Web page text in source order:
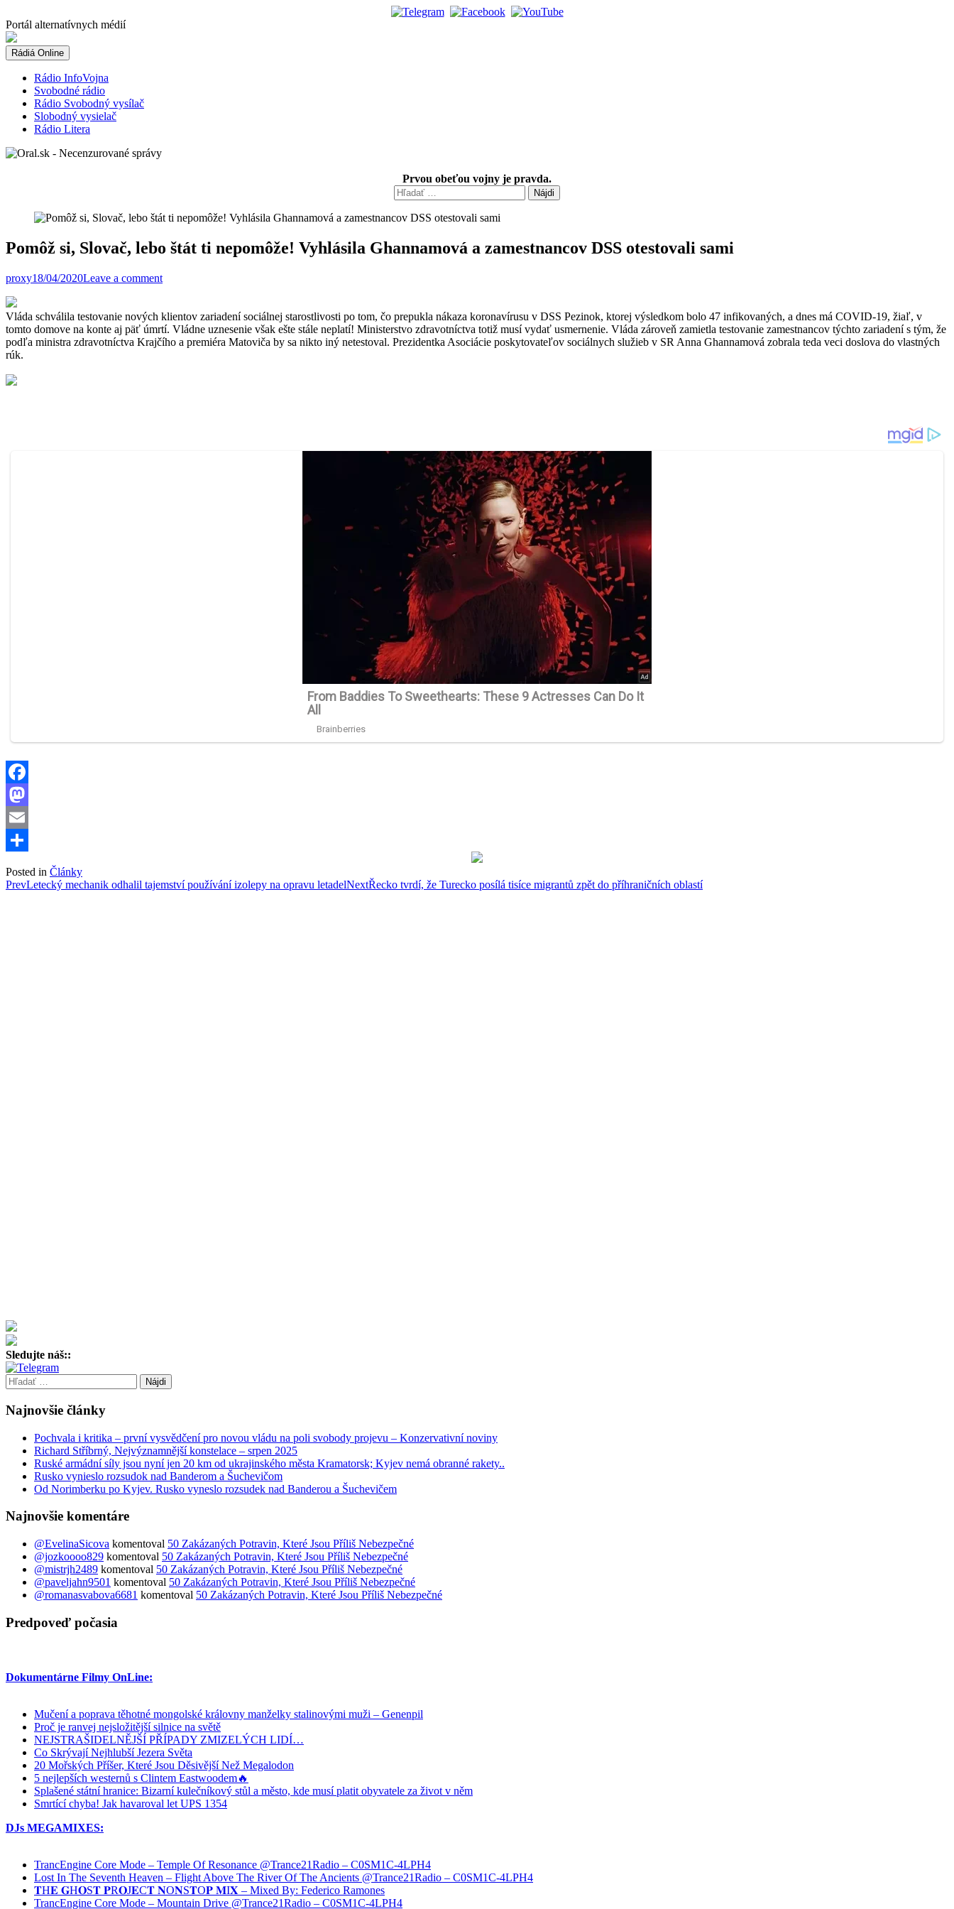
to
content
Portál alternatívnych médií
Rádiá Online
Rádio InfoVojna
Svobodné rádio
Rádio Svobodný vysílač
Slobodný vysielač
Rádio Litera
Prvou obeťou vojny je pravda.
Hľadať:
Pomôž si, Slovač, lebo štát ti nepomôže! Vyhlásila Ghannamová a zamestnancov DSS otestovali sami
proxy18/04/2020Leave a comment
Vláda schválila testovanie nových klientov zariadení sociálnej starostlivosti po tom, čo prepukla nákaza koronavírusu v DSS Pezinok, ktorej výsledkom bolo 47 infikovaných, a dnes má COVID-19, žiaľ, v
tomto domove na konte aj päť úmrtí. Vládne uznesenie však ešte stále neplatí! Ministerstvo zdravotníctva totiž musí vydať usmernenie. Vláda zároveň zamietla testovanie zamestnancov týchto zariadení s tým, že
podľa ministra zdravotníctva Krajčího a premiéra Matoviča by sa nikto iný netestoval. Prezidentka Asociácie poskytovateľov sociálnych služieb v SR Anna Ghannamová zobrala teda veci doslova do vlastných
rúk.
Facebook
Mastodon
Email
Posted in Články
Post
PrevLetecký mechanik odhalil tajemství používání izolepy na opravu letadelNextŘecko tvrdí, že Turecko posílá tisíce migrantů zpět do příhraničních oblastí
Sledujte náš::
Hľadať:
Najnovšie články
Pochvala i kritika – první vysvědčení pro novou vládu na poli svobody projevu – Konzervativní noviny
Richard Stříbrný, Nejvýznamnější konstelace – srpen 2025
Ruské armádní síly jsou nyní jen 20 km od ukrajinského města Kramatorsk; Kyjev nemá obranné rakety..
Rusko vynieslo rozsudok nad Banderom a Šuchevičom
Od Norimberku po Kyjev. Rusko vyneslo rozsudek nad Banderou a Šuchevičem
Najnovšie komentáre
@EvelinaSicova komentoval 50 Zakázaných Potravin, Které Jsou Příliš Nebezpečné
@jozkoooo829 komentoval 50 Zakázaných Potravin, Které Jsou Příliš Nebezpečné
@mistrjh2489 komentoval 50 Zakázaných Potravin, Které Jsou Příliš Nebezpečné
@paveljahn9501 komentoval 50 Zakázaných Potravin, Které Jsou Příliš Nebezpečné
@romanasvabova6681 komentoval 50 Zakázaných Potravin, Které Jsou Příliš Nebezpečné
Predpoveď počasia
Dokumentárne Filmy OnLine:
Mučení a poprava těhotné mongolské královny manželky stalinovými muži – Genenpil
Proč je ranvej nejsložitější silnice na světě
NEJSTRAŠIDELNĚJŠÍ PŘÍPADY ZMIZELÝCH LIDÍ…
Co Skrývají Nejhlubší Jezera Světa
20 Mořských Příšer, Které Jsou Děsivější Než Megalodon
5 nejlepších westernů s Clintem Eastwoodem🔥
Splašené státní hranice: Bizarní kulečníkový stůl a město, kde musí platit obyvatele za život v něm
Smrtící chyba! Jak havaroval let UPS 1354
DJs MEGAMIXES:
TrancEngine Core Mode – Temple Of Resonance @Trance21Radio – C0SM1C-4LPH4
Lost In The Seventh Heaven – Flight Above The River Of The Ancients @Trance21Radio – C0SM1C-4LPH4
𝐓H𝐄 𝐆H𝐎S𝐓 𝐏R𝐎J𝐄C𝐓 𝐍O𝐍S𝐓O𝐏 𝐌I𝐗 – Mixed By: Federico Ramones
TrancEngine Core Mode – Mountain Drive @Trance21Radio – C0SM1C-4LPH4